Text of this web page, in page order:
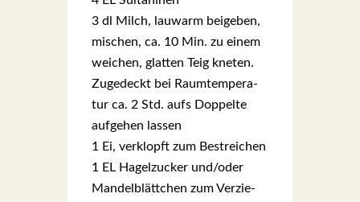
3 dl Milch, lau­warm bei­geben,
mischen, ca. 10 Min. zu einem
wei­chen, glat­ten Teig kne­ten.
Zuge­deckt bei Raum­tem­pe­ra­
tur ca. 2 Std. aufs Dop­pel­te
auf­ge­hen las­sen
1 Ei, ver­klopft zum Bestrei­chen
1 EL Hagel­zu­cker und/oder
Man­del­blätt­chen zum Ver­zie­